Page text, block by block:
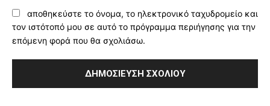
αποθηκεύστε το όνομα, το ηλεκτρονικό ταχυδρομείο και
τον ιστότοπό μου σε αυτό το πρόγραμμα περιήγησης για την
επόμενη φορά που θα σχολιάσω.